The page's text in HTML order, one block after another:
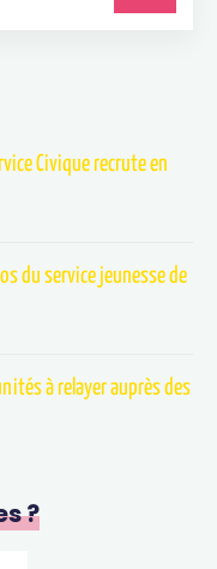
Civique recrute en
du service jeunesse de
à relayer auprès des
?